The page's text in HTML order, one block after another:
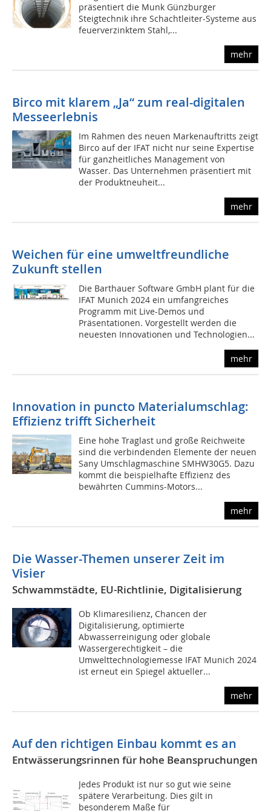
präsentiert die Munk Günzburger
Steigtechnik ihre Schachtleiter-Systeme aus
feuerverzinktem Stahl,...
mehr
Birco mit klarem „Ja“ zum real-digitalen
Messeerlebnis
Im Rahmen des neuen Markenauftritts zeigt
Birco auf der IFAT nicht nur seine Expertise
für ganzheitliches Management von
Wasser. Das Unternehmen präsentiert mit
der Produktneuheit...
mehr
Weichen für eine umweltfreundliche
Zukunft stellen
Die Barthauer Software GmbH plant für die
IFAT Munich 2024 ein umfangreiches
Programm mit Live-Demos und
Präsentationen. Vorgestellt werden die
neuesten Innovationen und Technologien...
mehr
Innovation in puncto Materialumschlag:
Effizienz trifft Sicherheit
Eine hohe Traglast und große Reichweite
sind die verbindenden Elemente der neuen
Sany Umschlagmaschine SMHW30G5. Dazu
kommt die beispielhafte Effizienz des
bewährten Cummins-Motors...
mehr
Die Wasser-Themen unserer Zeit im
Visier
Schwammstädte, EU-Richtlinie, Digitalisierung
Ob Klimaresilienz, Chancen der
Digitalisierung, optimierte
Abwasserreinigung oder globale
Wassergerechtigkeit – die
Umwelttechnologiemesse IFAT Munich 2024
ist erneut ein Spiegel aktueller...
mehr
Auf den richtigen Einbau kommt es an
Entwässerungsrinnen für hohe Beanspruchungen
Jedes Produkt ist nur so gut wie seine
spätere Verarbeitung. Dies gilt in
besonderem Maße für